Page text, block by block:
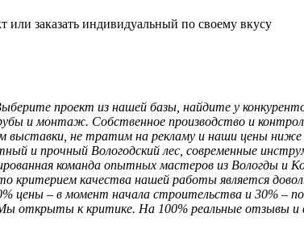
или заказать индивидуальный по своему вкусу
проект из нашей базы, найдите у
и монтаж. Собственное производство и
выставки, не тратим на рекламу и наши цены ниже
и прочный Вологодский лес, современные
команда опытных мастеров из Вологды и
критерием качества нашей работы является
цены – в момент начала строительства и 30% –
открыты к критике. На 100% реальные отзывы и